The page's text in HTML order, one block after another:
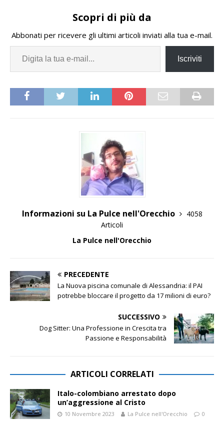
Scopri di più da
Abbonati per ricevere gli ultimi articoli inviati alla tua e-mail.
Iscriviti
Informazioni su La Pulce nell'Orecchio
4058
Articoli
La Pulce nell'Orecchio
PRECEDENTE
La Nuova piscina comunale di Alessandria: il PAI
potrebbe bloccare il progetto da 17 milioni di euro?
SUCCESSIVO
Dog Sitter: Una Professione in Crescita tra
Passione e Responsabilità
ARTICOLI CORRELATI
Italo-colombiano arrestato dopo
un’aggressione al Cristo
10 Novembre 2023 La Pulce nell'Orecchio 0